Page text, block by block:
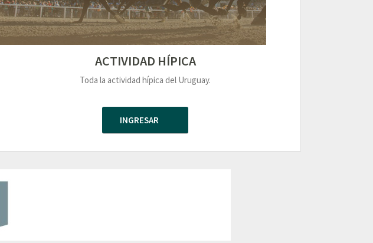
ACTIVIDAD HÍPICA
Toda la actividad hípica del Uruguay.
INGRESAR